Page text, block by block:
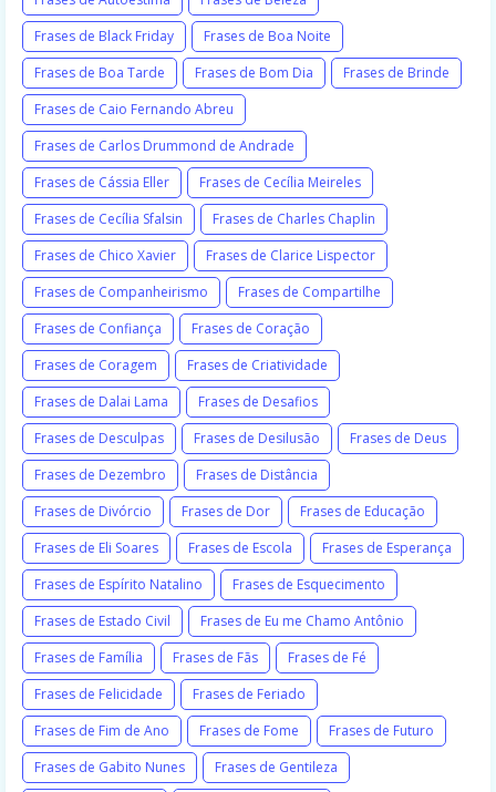
Frases de Black Friday
Frases de Boa Noite
Frases de Boa Tarde
Frases de Bom Dia
Frases de Brinde
Frases de Caio Fernando Abreu
Frases de Carlos Drummond de Andrade
Frases de Cássia Eller
Frases de Cecília Meireles
Frases de Cecília Sfalsin
Frases de Charles Chaplin
Frases de Chico Xavier
Frases de Clarice Lispector
Frases de Companheirismo
Frases de Compartilhe
Frases de Confiança
Frases de Coração
Frases de Coragem
Frases de Criatividade
Frases de Dalai Lama
Frases de Desafios
Frases de Desculpas
Frases de Desilusão
Frases de Deus
Frases de Dezembro
Frases de Distância
Frases de Divórcio
Frases de Dor
Frases de Educação
Frases de Eli Soares
Frases de Escola
Frases de Esperança
Frases de Espírito Natalino
Frases de Esquecimento
Frases de Estado Civil
Frases de Eu me Chamo Antônio
Frases de Família
Frases de Fãs
Frases de Fé
Frases de Felicidade
Frases de Feriado
Frases de Fim de Ano
Frases de Fome
Frases de Futuro
Frases de Gabito Nunes
Frases de Gentileza